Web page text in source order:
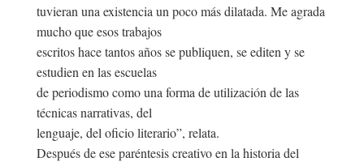
tuvieran una existencia un poco más dilatada. Me agrada
mucho que esos trabajos
escritos hace tantos años se publiquen, se editen y se
estudien en las escuelas
de periodismo como una forma de utilización de las
técnicas narrativas, del
lenguaje, del oficio literario”, relata.
Después de ese paréntesis creativo en la historia del